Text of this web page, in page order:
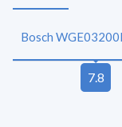
Bosch